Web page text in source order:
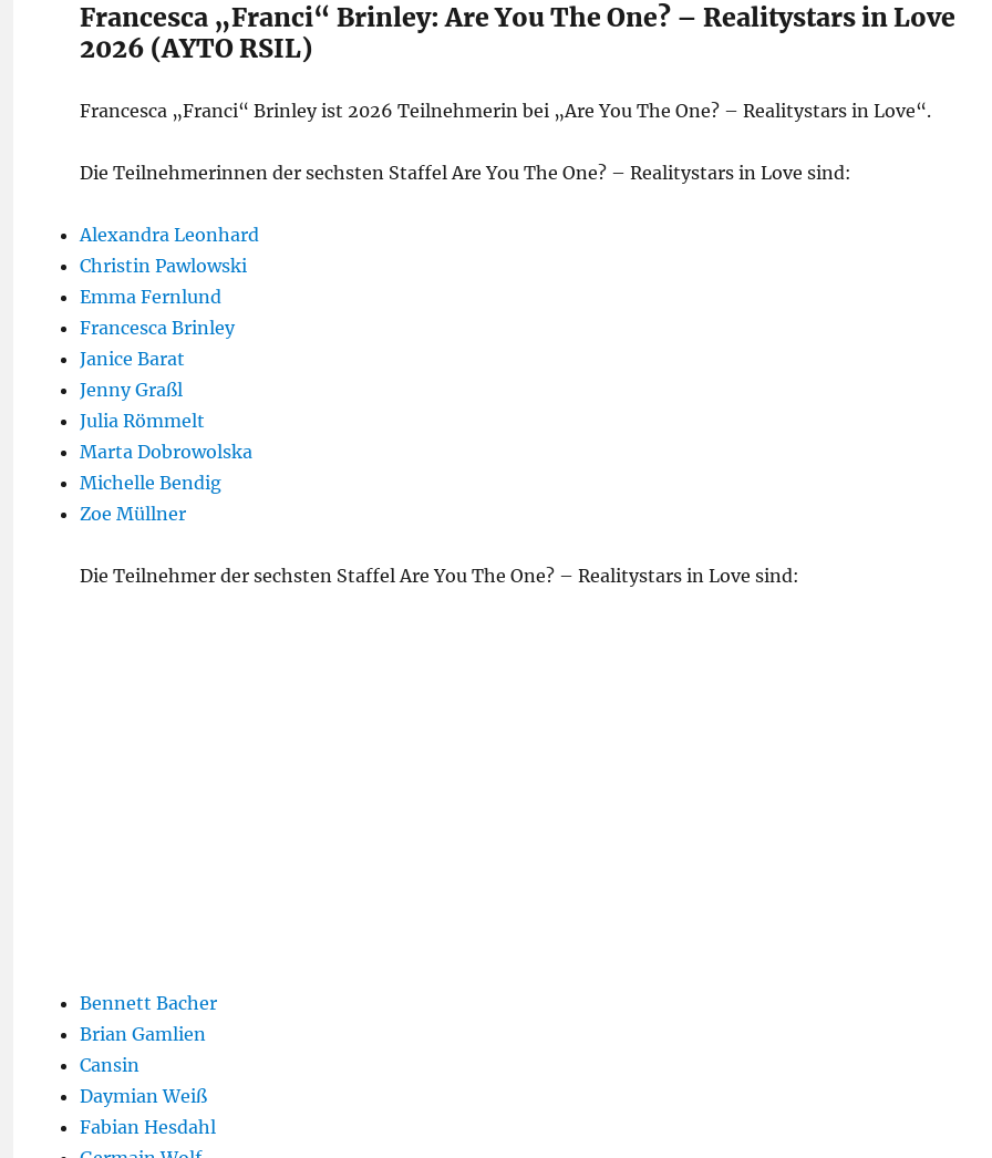
Francesca „Franci“ Brinley: Are You The One? – Realitystars in Love
2026 (AYTO RSIL)
Francesca „Franci“ Brinley ist 2026 Teilnehmerin bei „Are You The One? – Realitystars in Love“.
Die Teilnehmerinnen der sechsten Staffel Are You The One? – Realitystars in Love sind:
Alexandra Leonhard
Christin Pawlowski
Emma Fernlund
Francesca Brinley
Janice Barat
Jenny Graßl
Julia Römmelt
Marta Dobrowolska
Michelle Bendig
Zoe Müllner
Die Teilnehmer der sechsten Staffel Are You The One? – Realitystars in Love sind:
Bennett Bacher
Brian Gamlien
Cansin
Daymian Weiß
Fabian Hesdahl